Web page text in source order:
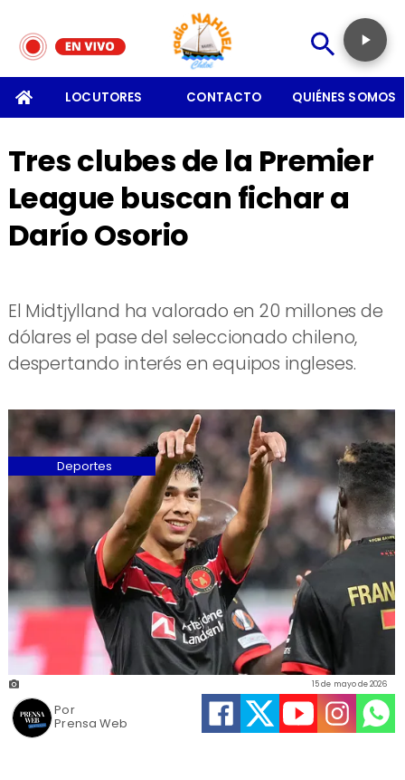
LOCUTORES CONTACTO QUIÉNES SOMOS
Tres clubes de la Premier
League buscan fichar a
Darío Osorio
El Midtjylland ha valorado en 20 millones de
dólares el pase del seleccionado chileno,
despertando interés en equipos ingleses.
Prensa Web
15 de mayo de 2026
Deportes
Por